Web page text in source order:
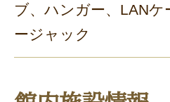
ブ、ハンガー、LANケ
ージャック